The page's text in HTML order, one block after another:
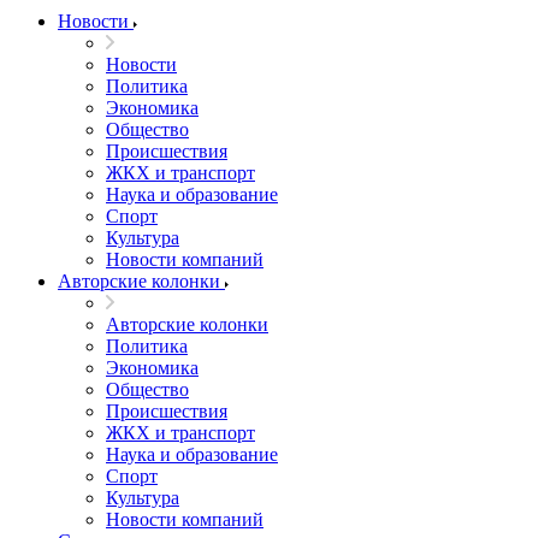
Новости
Новости
Политика
Экономика
Общество
Происшествия
ЖКХ и транспорт
Наука и образование
Спорт
Культура
Новости компаний
Авторские колонки
Авторские колонки
Политика
Экономика
Общество
Происшествия
ЖКХ и транспорт
Наука и образование
Спорт
Культура
Новости компаний